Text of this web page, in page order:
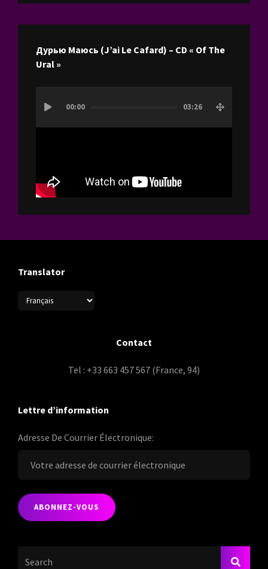
Дурью Маюсь (J’ai Le Cafard) – CD « Of The
Ural »
vidéo
00:00 03:26
Translator
Contact
Tel : +33 663 457 567 (France, 94)
Lettre d’information
Adresse De Courrier Électronique: